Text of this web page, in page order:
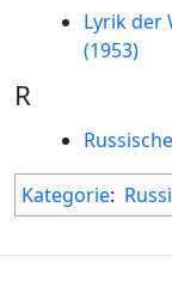
Lyrik der
(1953)
R
Kategorie: